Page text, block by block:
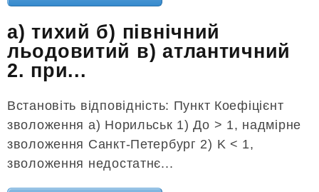
а) тихий б) північний
льодовитий в) атлантичний
2. при...
Встановіть відповідність: Пункт Коефіцієнт
зволоження а) Норильськ 1) До > 1, надмірне
зволоження Санкт-Петербург 2) K < 1,
зволоження недостатнє...